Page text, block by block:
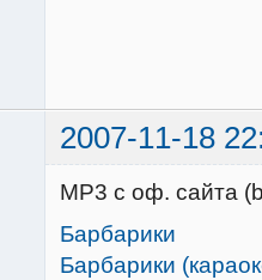
2007-11-18
MP3 c оф. сайта
Барбарики
Барбарики